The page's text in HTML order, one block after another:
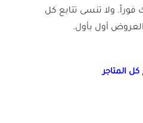
فوراً. ولا تنسى تتابع كل
أول بأول.
المتاجر